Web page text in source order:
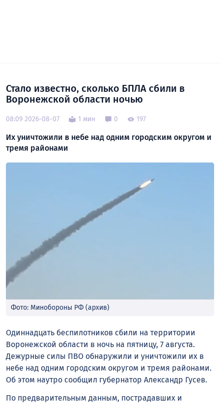
Стало известно, сколько БПЛА сбили в
Воронежской области ночью
08:09 2026-08-07 1 мин 0 197
Их уничтожили в небе над одним городским округом и
тремя районами
Фото: Минобороны РФ (архив)
Одиннадцать беспилотников сбили на территории
Воронежской области в ночь на пятницу, 7 августа.
Дежурные силы ПВО обнаружили и уничтожили их в
небе над одним городским округом и тремя районами.
Об этом наутро сообщил губернатор Александр Гусев.
По предварительным данным, пострадавших и